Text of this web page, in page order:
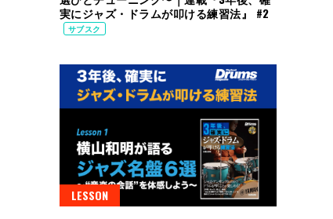
実にジャズ・ドラムが叩ける練習法』 #2
サブスク
LESSON